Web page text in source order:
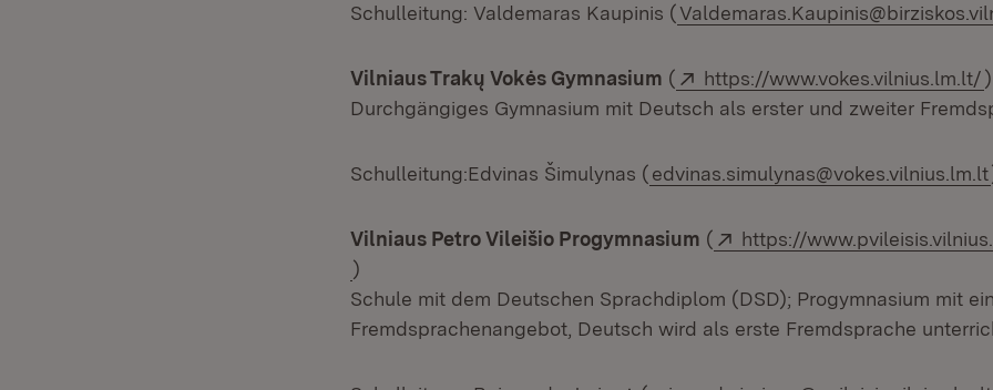
Schulleitung: Valdemaras Kaupinis (
Vilniaus Trakų Vokės Gymnasium ( Extern:
https://www.vokes.vilnius.lm.lt/)
Durchgängiges Gymnasium mit Deutsch als erster und zweiter
Schulleitung:Edvinas Šimulynas (edvinas.simulynas@vokes.vilnius.lm.lt
Vilniaus Petro Vileišio Progymnasium ( Extern:
https://
(Öffnet in neuem Fenster)
)
Schule mit dem Deutschen Sprachdiplom (DSD); Progymnasium mit
Fremdsprachenangebot, Deutsch wird als erste Fremdsprache